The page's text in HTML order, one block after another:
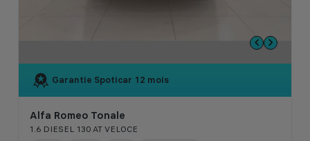
Garantie Spoticar 12 mois
Alfa Romeo Tonale
1.6 DIESEL 130 AT VELOCE